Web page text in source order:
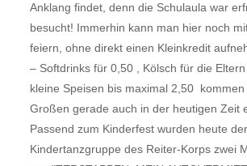
Anklang findet, denn die Schulaula war
besucht! Immerhin kann man hier noch
feiern, ohne direkt einen Kleinkredit
– Softdrinks für 0,50 , Kölsch für die Eltern
kleine Speisen bis maximal 2,50 
Großen gerade auch in der heutigen Zeit
Passend zum Kinderfest wurden heute der
Kindertanzgruppe des Reiter-Korps zwei